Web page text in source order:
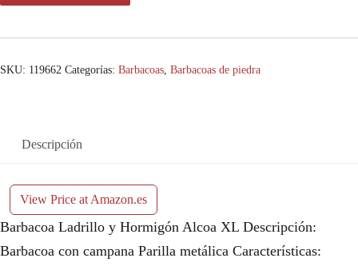
SKU: 119662 Categorías: Barbacoas, Barbacoas de piedra
Descripción
View Price at Amazon.es
Barbacoa Ladrillo y Hormigón Alcoa XL Descripción:
Barbacoa con campana Parilla metálica Características: